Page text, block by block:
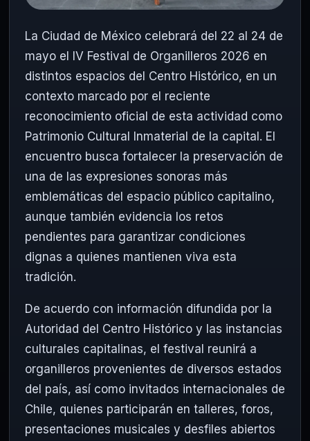
La Ciudad de México celebrará del 22 al 24 de
mayo el IV Festival de Organilleros 2026 en
distintos espacios del Centro Histórico, en un
contexto marcado por el reciente
reconocimiento oficial de esta actividad como
Patrimonio Cultural Inmaterial de la capital. El
encuentro busca fortalecer la preservación de
una de las expresiones sonoras más
emblemáticas del espacio público capitalino,
aunque también evidencia los retos
pendientes para garantizar condiciones
dignas a quienes mantienen viva esta
tradición.
De acuerdo con información difundida por la
Autoridad del Centro Histórico y las instancias
culturales capitalinas, el festival reunirá a
organilleros provenientes de diversos estados
del país, así como invitados internacionales de
Chile, quienes participarán en talleres, foros,
presentaciones musicales y desfiles abiertos